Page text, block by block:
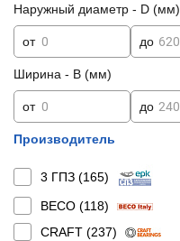
Наружный диаметр - D (мм)
от до
Ширина - B (мм)
от до
Производитель
3 ГПЗ (165)
BECO (118)
CRAFT (237)